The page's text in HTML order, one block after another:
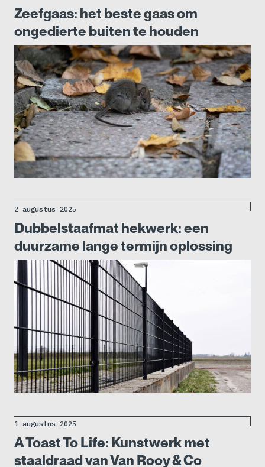
Zeefgaas: het beste gaas om
ongedierte buiten te houden
2 augustus 2025
Dubbelstaafmat hekwerk: een
duurzame lange termijn oplossing
1 augustus 2025
A Toast To Life: Kunstwerk met
staaldraad van Van Rooy & Co